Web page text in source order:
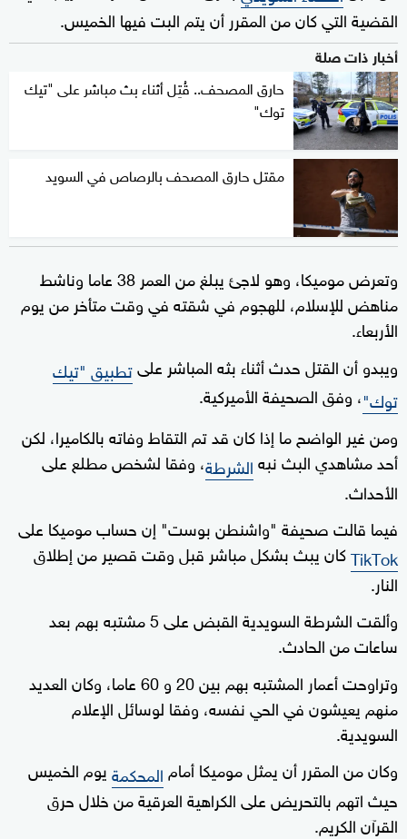
القضية التي كان من المقرر أن يتم البت فيها الخميس.
أخبار ذات صلة
حارق المصحف.. قُتِل أثناء بث مباشر على "تيك
توك"
مقتل حارق المصحف بالرصاص في السويد
وتعرض موميكا، وهو لاجئ يبلغ من العمر 38 عاما وناشط
مناهض للإسلام، للهجوم في شقته في وقت متأخر من يوم
الأربعاء.
ويبدو أن القتل حدث أثناء بثه المباشر علىتطبيق "تيك
توك"، وفق الصحيفة الأميركية.
ومن غير الواضح ما إذا كان قد تم التقاط وفاته بالكاميرا، لكن
أحد مشاهدي البث نبهالشرطة، وفقا لشخص مطلع على
الأحداث.
فيما قالت صحيفة "واشنطن بوست" إن حساب موميكا على
TikTokكان يبث بشكل مباشر قبل وقت قصير من إطلاق
النار.
وألقت الشرطة السويدية القبض على 5 مشتبه بهم بعد
ساعات من الحادث.
وتراوحت أعمار المشتبه بهم بين 20 و 60 عاما، وكان العديد
منهم يعيشون في الحي نفسه، وفقا لوسائل الإعلام
السويدية.
وكان من المقرر أن يمثل موميكا أمام المحكمةيوم الخميس
حيث اتهم بالتحريض على الكراهية العرقية من خلال حرق
القرآن الكريم.